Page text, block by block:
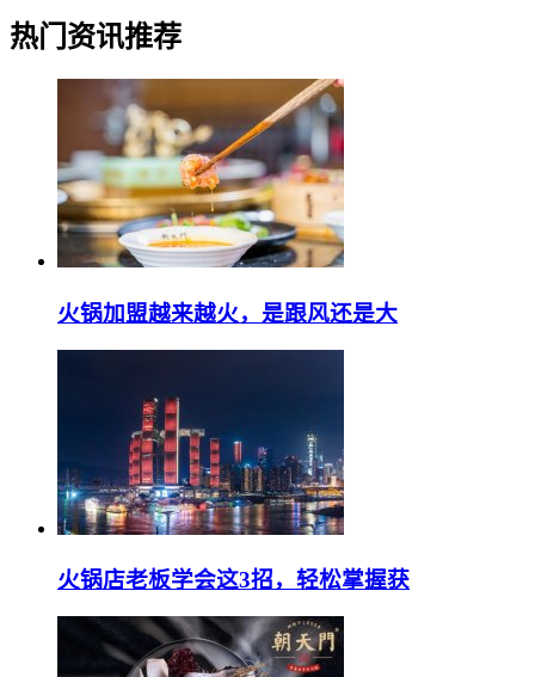
热门资讯推荐
火锅加盟越来越火，是跟风还是大
火锅店老板学会这3招，轻松掌握获